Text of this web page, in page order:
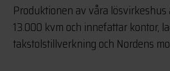
Produktionen av våra lösvirkeshus
13.000 kvm och innefattar kontor,
takstolstillverkning och Nordens